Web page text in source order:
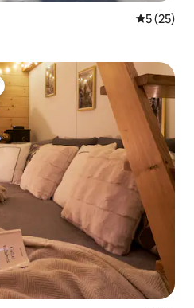
5 (25)